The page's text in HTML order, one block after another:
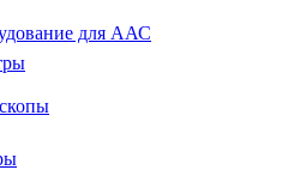
для ААС